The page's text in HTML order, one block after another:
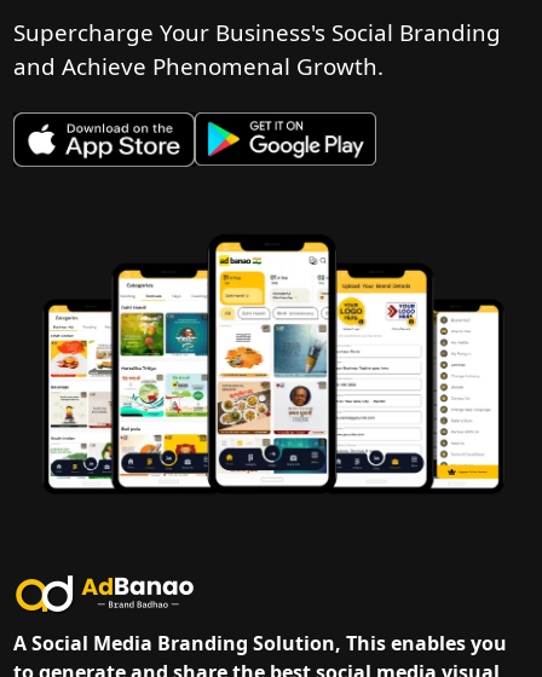
Supercharge Your Business's Social Branding
and Achieve Phenomenal Growth.
A Social Media Branding Solution, This enables you